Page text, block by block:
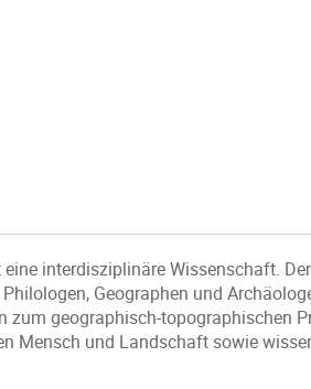
interdisziplinäre Wissenschaft. Der
Geographen und
geographisch-topographischen
Mensch und Landschaft sowie